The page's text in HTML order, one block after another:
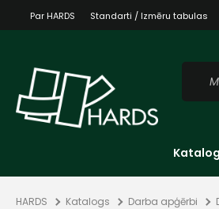
Par HARDS Standarti / Izmēru tabulas
HARDS Katalogs Darba apģērbi